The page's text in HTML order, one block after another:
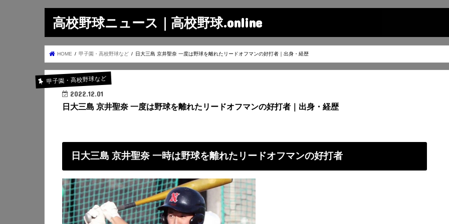
高校野球ニュース｜高校野球.online
HOME 甲子園・高校野球など 日大三島 京井聖奈 一度は野球を離れたリードオフマンの好打者｜出身・経歴
甲子園・高校野球など
2022.12.01
日大三島 京井聖奈 一度は野球を離れたリードオフマンの好打者｜出身・経歴
日大三島 京井聖奈 一時は野球を離れたリードオフマンの好打者